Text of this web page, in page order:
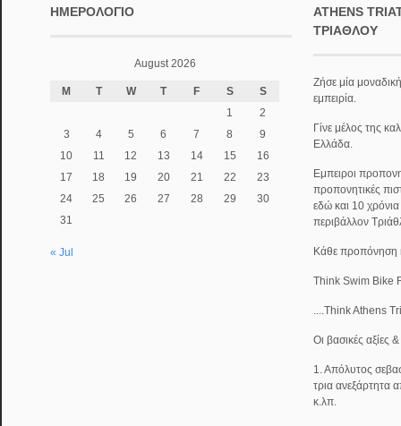
ΗΜΕΡΟΛΌΓΙΟ
August 2026
M T W T F S
S
1
2
3
4 5 6 7 8
9
10
11 12 13 14 15
16
17
18 19 20 21 22
23
24
25 26 27 28 29
30
31
« Jul
ATHENS
ΤΡΙΆΘΛΟΥ
Ζήσε μία
εμπειρία.
Γίνε μέλος της
Ελλάδα.
Εμπειροι
προπονητικές
εδώ και 10
περιβάλλον
Κάθε προπόνηση
Think Swim Bike
....Think Athens
Οι βασικές αξίες
1. Απόλυτος
τρια ανεξάρτητα
κ.λπ.